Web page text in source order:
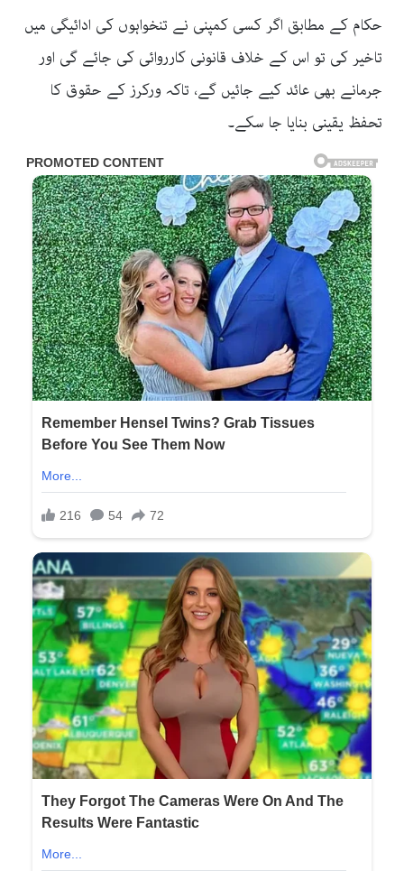
حکام کے مطابق اگر کسی کمپنی نے تنخواہوں کی ادائیگی میں
تاخیر کی تو اس کے خلاف قانونی کارروائی کی جائے گی اور
جرمانے بھی عائد کیے جائیں گے، تاکہ ورکرز کے حقوق کا
تحفظ یقینی بنایا جا سکے۔